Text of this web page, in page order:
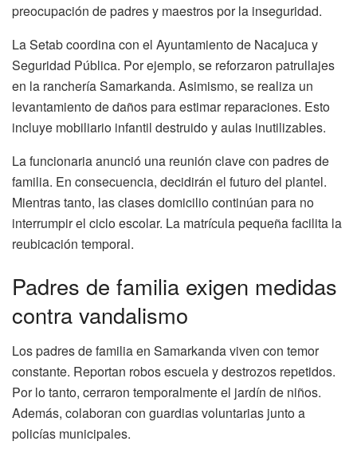
preocupación de padres y maestros por la inseguridad.
La Setab coordina con el Ayuntamiento de Nacajuca y
Seguridad Pública. Por ejemplo, se reforzaron patrullajes
en la ranchería Samarkanda. Asimismo, se realiza un
levantamiento de daños para estimar reparaciones. Esto
incluye mobiliario infantil destruido y aulas inutilizables.
La funcionaria anunció una reunión clave con padres de
familia. En consecuencia, decidirán el futuro del plantel.
Mientras tanto, las clases domicilio continúan para no
interrumpir el ciclo escolar. La matrícula pequeña facilita la
reubicación temporal.
Padres de familia exigen medidas
contra vandalismo
Los padres de familia en Samarkanda viven con temor
constante. Reportan robos escuela y destrozos repetidos.
Por lo tanto, cerraron temporalmente el jardín de niños.
Además, colaboran con guardias voluntarias junto a
policías municipales.